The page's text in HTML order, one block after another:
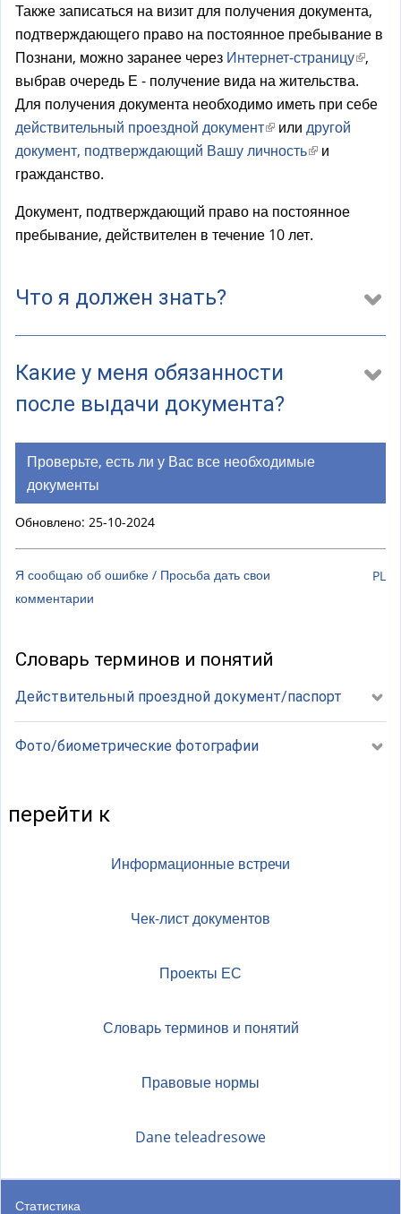
н
е
ш
н
я
я
с
с
ы
л
)
Также записаться на визит для получения документа,
подтверждающего право на постоянное пребывание в
Познани, можно заранее через Интернет-страницу(
в
н
ы
к
,
выбрав очередь Е - получение вида на жительства.
Для получения документа необходимо иметь при себе
действительный проездной документ(
в
ш
с
л
к
или другой
документ, подтверждающий Вашу личность(
е
ш
с
и
гражданство.
Документ, подтверждающий право на постоянное
пребывание, действителен в течение 10 лет.
Что я должен знать?
Какие у меня обязанности
после выдачи документа?
Проверьте, есть ли у Вас все необходимые
документы
Обновлено: 25-10-2024
Я сообщаю об ошибке / Просьба дать свои
комментарии
PL
Словарь терминов и понятий
Действительный проездной документ/паспорт
Фото/биометрические фотографии
перейти к
Информационные встречи
Чек-лист документов
Проекты ЕС
Словарь терминов и понятий
Правовые нормы
Dane teleadresowe
Статистика